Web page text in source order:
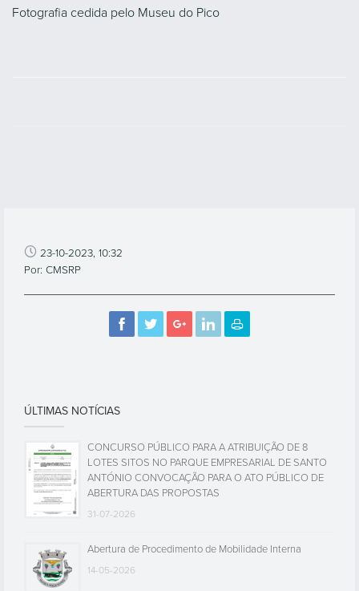
Fotografia cedida pelo Museu do Pico
23-10-2023, 10:32
Por: CMSRP
ÚLTIMAS NOTÍCIAS
CONCURSO PÚBLICO PARA A ATRIBUIÇÃO DE 8
LOTES SITOS NO PARQUE EMPRESARIAL DE SANTO
ANTÓNIO CONVOCAÇÃO PARA O ATO PÚBLICO DE
ABERTURA DAS PROPOSTAS
31-07-2026
Abertura de Procedimento de Mobilidade Interna
14-05-2026